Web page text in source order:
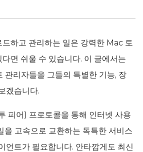
하고 관리하는 일은 강력한 Mac 토
면 쉬울 수 있습니다. 이 글에서는
관리자들을 그들의 특별한 기능, 장
겠습니다.
피어) 프로토콜을 통해 인터넷 사용
을 고속으로 교환하는 독특한 서비스
언트가 필요합니다. 안타깝게도 최신